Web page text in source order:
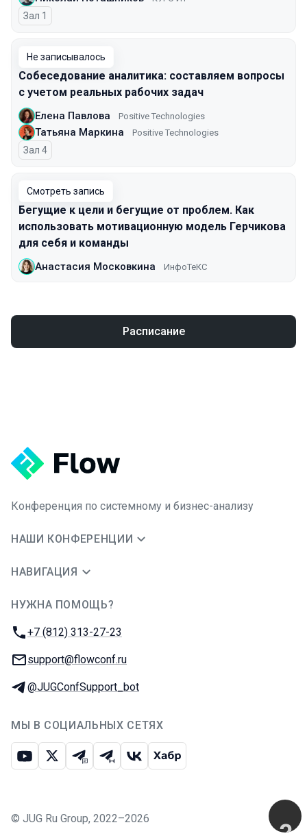
Зал 1
Не записывалось
Собеседование аналитика: составляем вопросы
с учетом реальных рабочих задач
Елена Павлова Positive Technologies
Татьяна Маркина Positive Technologies
Зал 4
Смотреть запись
Бегущие к цели и бегущие от проблем. Как
использовать мотивационную модель Герчикова
для себя и команды
Анастасия Московкина ИнфоТеКС
Расписание
Конференция по системному и бизнес-анализу
НАШИ КОНФЕРЕНЦИИ
НАВИГАЦИЯ
НУЖНА ПОМОЩЬ?
Телефон:
+7 (812) 313-27-23
E-mail:
support@flowconf.ru
Телеграм:
@JUGConfSupport_bot
МЫ В СОЦИАЛЬНЫХ СЕТЯХ
ЮтубИкс Телеграм-чат
Телеграм-канал
ВКонтакте
Хабр
© JUG Ru Group, 2022–2026